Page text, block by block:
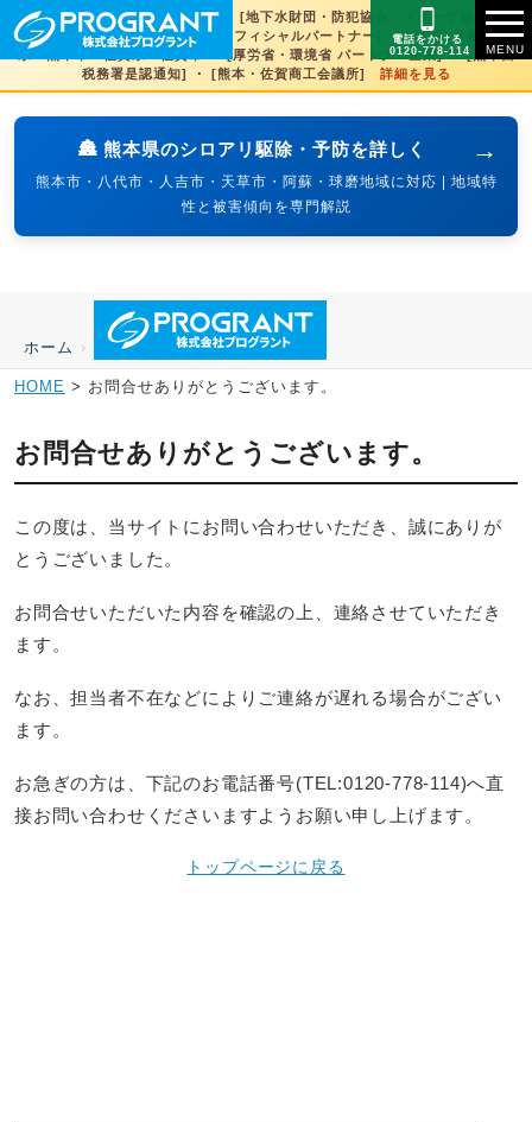
[文化財虫菌害研究所 賛助会員] ・ [地下水財団・防犯協会・スポーツ協会×3県
賛助] ・ [火の国サラマンダーズオフィシャルパートナー] ・ [SDGs登録] 熊本
県・熊本市・佐賀県・佐賀市 ・ [厚労省・環境省 パートナー企業] ・ [熊本西
税務署是認通知] ・ [熊本・佐賀商工会議所] 詳細を見る
→
🏯 熊本県のシロアリ駆除・予防を詳しく
熊本市・八代市・人吉市・天草市・阿蘇・球磨地域に対応 | 地域特
性と被害傾向を専門解説
電話をかける
0120-778-114
ホーム ›
HOME > お問合せありがとうございます。
お問合せありがとうございます。
この度は、当サイトにお問い合わせいただき、誠にありが
とうございました。
お問合せいただいた内容を確認の上、連絡させていただき
ます。
なお、担当者不在などによりご連絡が遅れる場合がござい
ます。
お急ぎの方は、下記のお電話番号(TEL:0120-778-114)へ直
接お問い合わせくださいますようお願い申し上げます。
トップページに戻る